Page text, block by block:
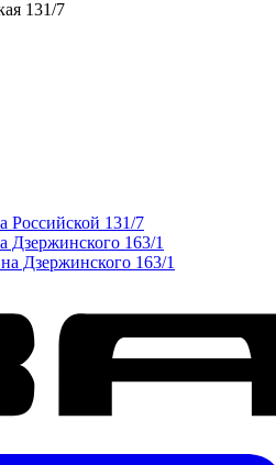
131/7
Российской 131/7
Дзержинского 163/1
Дзержинского 163/1